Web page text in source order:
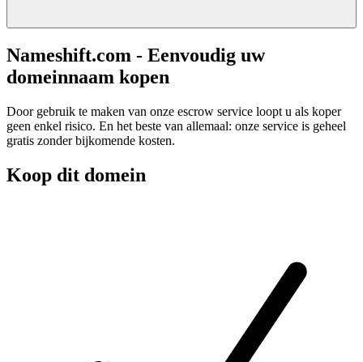
Nameshift.com - Eenvoudig uw
domeinnaam kopen
Door gebruik te maken van onze escrow service loopt u als koper
geen enkel risico. En het beste van allemaal: onze service is geheel
gratis zonder bijkomende kosten.
Koop dit domein